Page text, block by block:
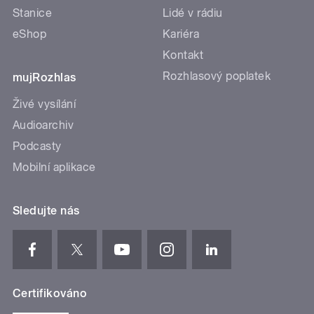
Stanice
eShop
mujRozhlas
Živé vysílání
Audioarchiv
Podcasty
Mobilní aplikace
Lidé v rádiu
Kariéra
Kontakt
Rozhlasový poplatek
Sledujte nás
Certifikováno